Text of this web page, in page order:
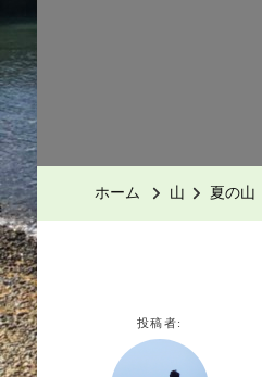
ホーム 山 夏の山
投稿者: